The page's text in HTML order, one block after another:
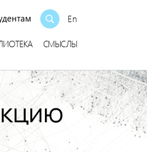
En
СМЫСЛЫ